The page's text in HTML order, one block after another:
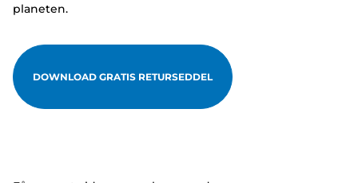
planeten.
DOWNLOAD GRATIS RETURSEDDEL